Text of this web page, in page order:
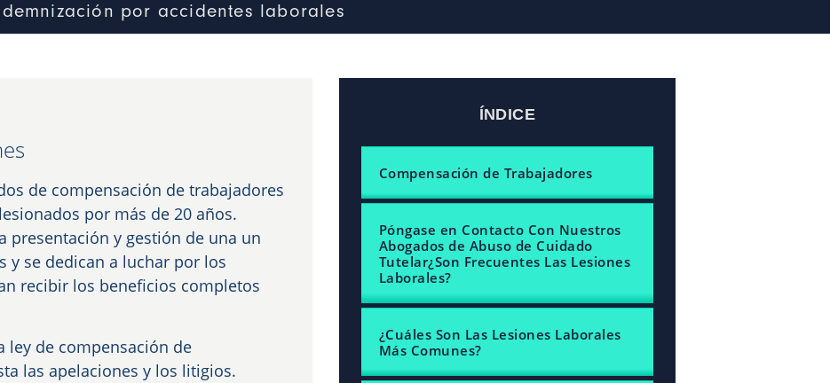
por accidentes laborales
de compensación de trabajadores
por más de 20 años.
presentación y gestión de una un
y se dedican a luchar por los
recibir los beneficios completos
ley de compensación de
las apelaciones y los litigios.
ÍNDICE
Compensación de Trabajadores
Póngase en Contacto Con Nuestros
Abogados de Abuso de Cuidado
Tutelar¿Son Frecuentes Las Lesiones
Laborales?
¿Cuáles Son Las Lesiones Laborales
Más Comunes?